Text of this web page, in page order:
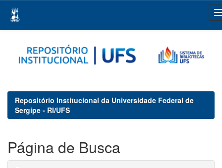
navigation
Repositório Institucional da Universidade Federal de
Sergipe - RI/UFS
Página de Busca